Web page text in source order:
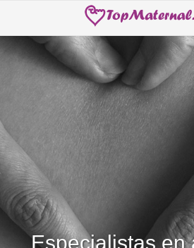
Especialistas en